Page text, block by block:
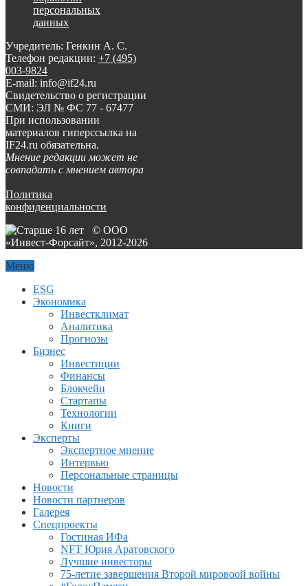
персональных
данных
Учредитель: Генкин А. С.
Телефон редакции: +7 (495)
003-9824
E-mail: info@if24.ru
Свидетельство о регистрации
СМИ: ЭЛ № ФС 77 - 67477
При использовании
материалов гиперссылка на
IF24.ru обязательна.
Мнение редакции может не
совпадать с мнением автора
Политика
конфиденциальности
© ООО
«Инвест-Форсайт», 2012-2026
Меню
ESG
Экономика
Инвестклимат
Аналитика
Прогнозы
Бизнес
Инвестиции
Финансы
Блокчейн
Стартапы
Технологии
Книги
Эксперты
Экспертное мнение
Интервью
Персональные страницы
Новости
Новости партнеров
Галерея
Спецпроекты
Гостиная ИФа
NFT Юрия Аратовского
Лучшие инвесторы
75-летие завершения Второй мировоой войны